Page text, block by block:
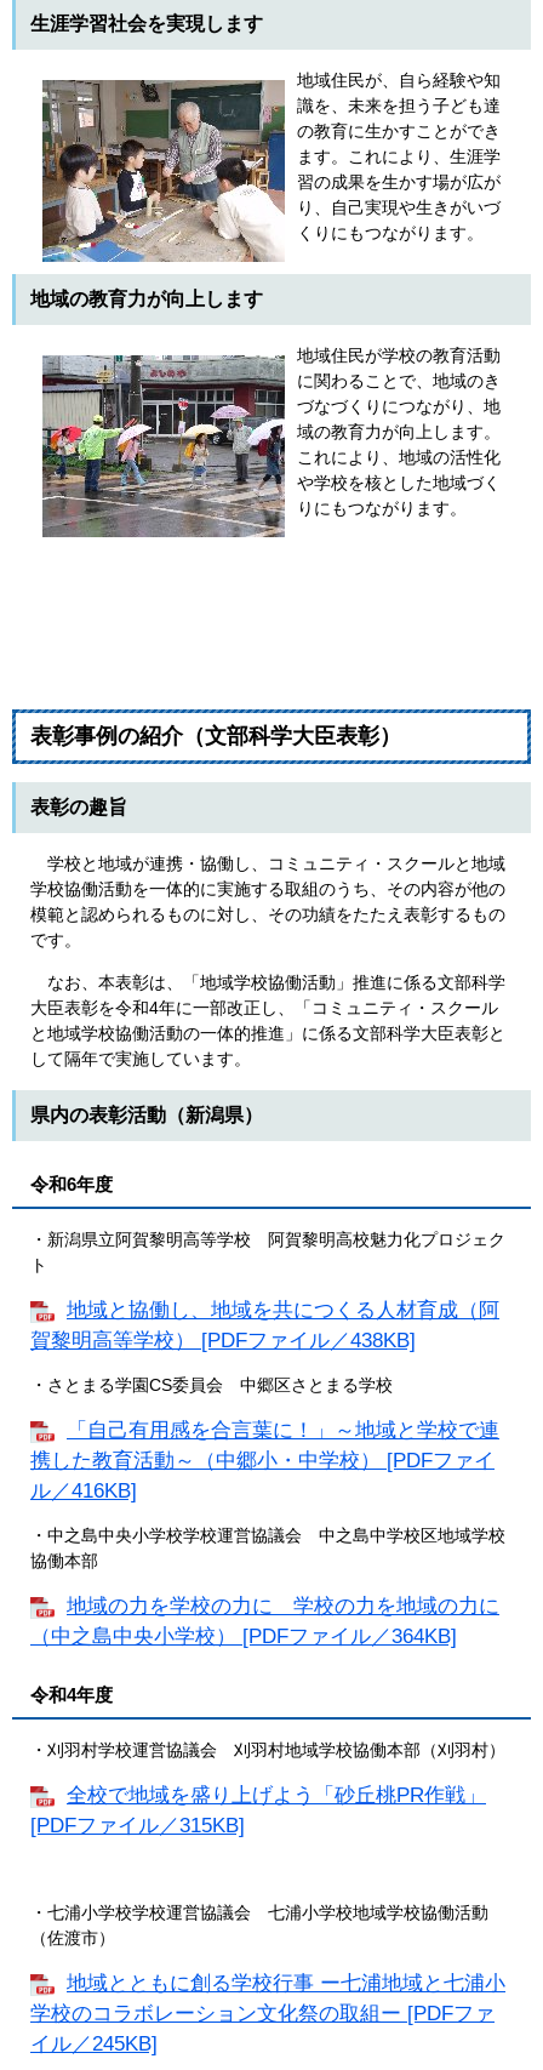
生涯学習社会を実現します
地域住民が、自ら経験や知
識を、未来を担う子ども達
の教育に生かすことができ
ます。これにより、生涯学
習の成果を生かす場が広が
り、自己実現や生きがいづ
くりにもつながります。
地域の教育力が向上します
地域住民が学校の教育活動
に関わることで、地域のき
づなづくりにつながり、地
域の教育力が向上します。
これにより、地域の活性化
や学校を核とした地域づく
りにもつながります。
表彰事例の紹介（文部科学大臣表彰）
表彰の趣旨
学校と地域が連携・協働し、コミュニティ・スクールと地域
学校協働活動を一体的に実施する取組のうち、その内容が他の
模範と認められるものに対し、その功績をたたえ表彰するもの
です。
なお、本表彰は、「地域学校協働活動」推進に係る文部科学
大臣表彰を令和4年に一部改正し、「コミュニティ・スクール
と地域学校協働活動の一体的推進」に係る文部科学大臣表彰と
して隔年で実施しています。
県内の表彰活動（新潟県）
令和6年度
・新潟県立阿賀黎明高等学校 阿賀黎明高校魅力化プロジェク
ト
地域と協働し、地域を共につくる人材育成（阿
賀黎明高等学校） [PDFファイル／438KB]
・さとまる学園CS委員会 中郷区さとまる学校
「自己有用感を合言葉に！」～地域と学校で連
携した教育活動～（中郷小・中学校） [PDFファイ
ル／416KB]
・中之島中央小学校学校運営協議会 中之島中学校区地域学校
協働本部
地域の力を学校の力に 学校の力を地域の力に
（中之島中央小学校） [PDFファイル／364KB]
令和4年度
​・刈羽村学校運営協議会 刈羽村地域学校協働本部（刈羽村）
全校で地域を盛り上げよう「砂丘桃PR作戦」
[PDFファイル／315KB]
・七浦小学校学校運営協議会 七浦小学校地域学校協働活動
（佐渡市）
地域とともに創る学校行事 ー七浦地域と七浦小
学校のコラボレーション文化祭の取組ー [PDFファ
イル／245KB]